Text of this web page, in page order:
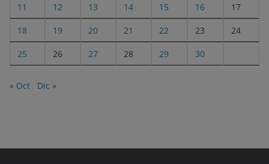
11 12 13 14 15 16 17
18 19 20 21 22 23 24
25 26 27 28 29 30
« Oct Dic »